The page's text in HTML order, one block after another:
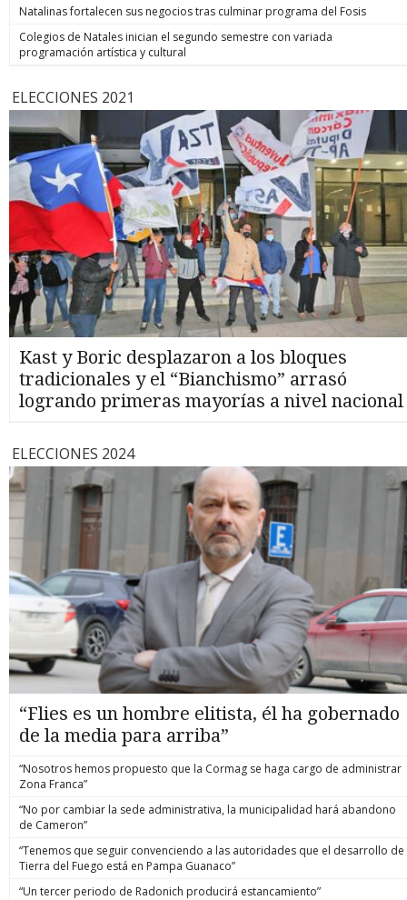
Natalinas fortalecen sus negocios tras culminar programa del Fosis
Colegios de Natales inician el segundo semestre con variada
programación artística y cultural
ELECCIONES 2021
Kast y Boric desplazaron a los bloques
tradicionales y el “Bianchismo” arrasó
logrando primeras mayorías a nivel nacional
ELECCIONES 2024
“Flies es un hombre elitista, él ha gobernado
de la media para arriba”
“Nosotros hemos propuesto que la Cormag se haga cargo de administrar
Zona Franca”
“No por cambiar la sede administrativa, la municipalidad hará abandono
de Cameron”
“Tenemos que seguir convenciendo a las autoridades que el desarrollo de
Tierra del Fuego está en Pampa Guanaco”
“Un tercer periodo de Radonich producirá estancamiento”